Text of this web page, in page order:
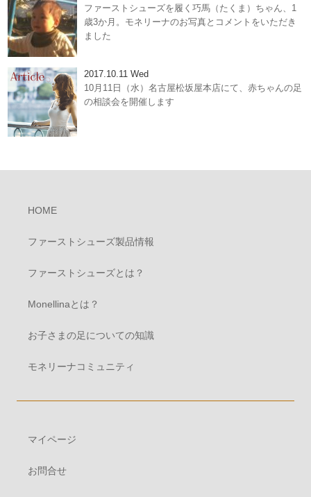
ファーストシューズを履く巧馬（たくま）ちゃん、1
歳3か月。モネリーナのお写真とコメントをいただき
ました
2017.10.11 Wed
10月11日（水）名古屋松坂屋本店にて、赤ちゃんの足
の相談会を開催します
HOME
ファーストシューズ製品情報
ファーストシューズとは？
Monellinaとは？
お子さまの足についての知識
モネリーナコミュニティ
マイページ
お問合せ